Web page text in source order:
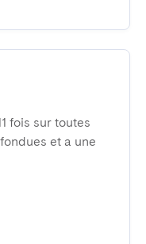
fois sur toutes
et a une